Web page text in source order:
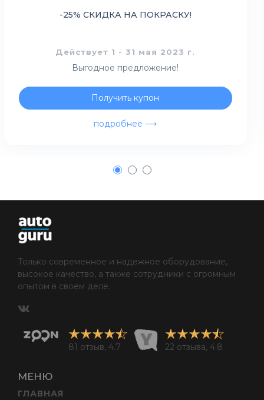
-25% СКИДКА НА ПОКРАСКУ!
Действует 1 - 31 мая 2023 г.
Выгодное предложение!
подробнее ⟶
Получить купон
1 2 3
Только современное и надежное оборудование,
высокое качество, а также сотрудники с огромным
опытом в своем деле.
81 отзыв, 4.7 22 отзыва, 4.8
МЕНЮ
ГЛАВНАЯ